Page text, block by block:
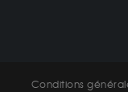
Conditions